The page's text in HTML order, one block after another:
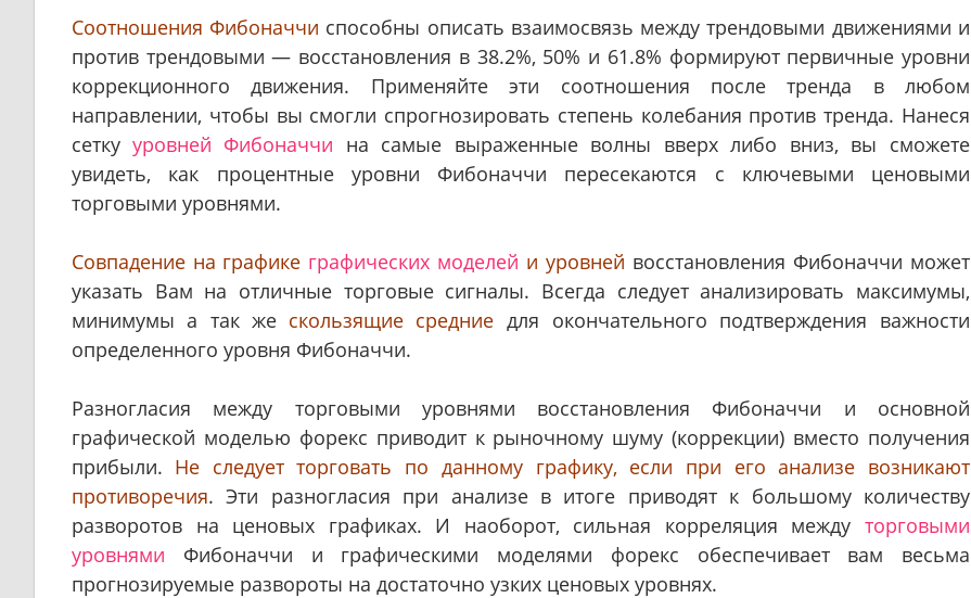
Соотношения Фибоначчи способны описать взаимосвязь между трендовыми движениями и
против трендовыми — восстановления в 38.2%, 50% и 61.8% формируют первичные уровни
коррекционного движения. Применяйте эти соотношения после тренда в любом
направлении, чтобы вы смогли спрогнозировать степень колебания против тренда. Нанеся
сетку уровней Фибоначчи на самые выраженные волны вверх либо вниз, вы сможете
увидеть, как процентные уровни Фибоначчи пересекаются с ключевыми ценовыми
торговыми уровнями.
Совпадение на графике графических моделей и уровней восстановления Фибоначчи может
указать Вам на отличные торговые сигналы. Всегда следует анализировать максимумы,
минимумы а так же скользящие средние для окончательного подтверждения важности
определенного уровня Фибоначчи.
Разногласия между торговыми уровнями восстановления Фибоначчи и основной
графической моделью форекс приводит к рыночному шуму (коррекции) вместо получения
прибыли. Не следует торговать по данному графику, если при его анализе возникают
противоречия. Эти разногласия при анализе в итоге приводят к большому количеству
разворотов на ценовых графиках. И наоборот, сильная корреляция между торговыми
уровнями Фибоначчи и графическими моделями форекс обеспечивает вам весьма
прогнозируемые развороты на достаточно узких ценовых уровнях.